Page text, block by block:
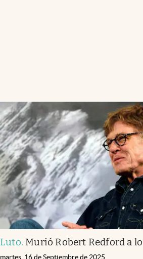
Luto. Murió Robert Redford a
martes, 16 de Septiembre de 2025